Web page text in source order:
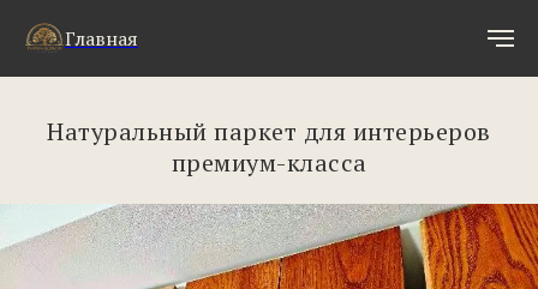
Главная
Натуральный паркет для интерьеров
премиум-класса